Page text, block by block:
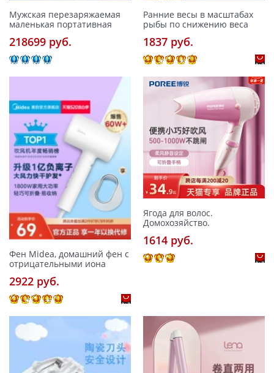
Мужская перезаряжаемая
маленькая портативная
218699 pуб.
Ранние весы в масштабах
рыбы по снижению веса
1837 pуб.
Фен Midea, домашний фен с
отрицательными иона
2922 pуб.
Ягода для волос.
Домохозяйство.
1614 pуб.